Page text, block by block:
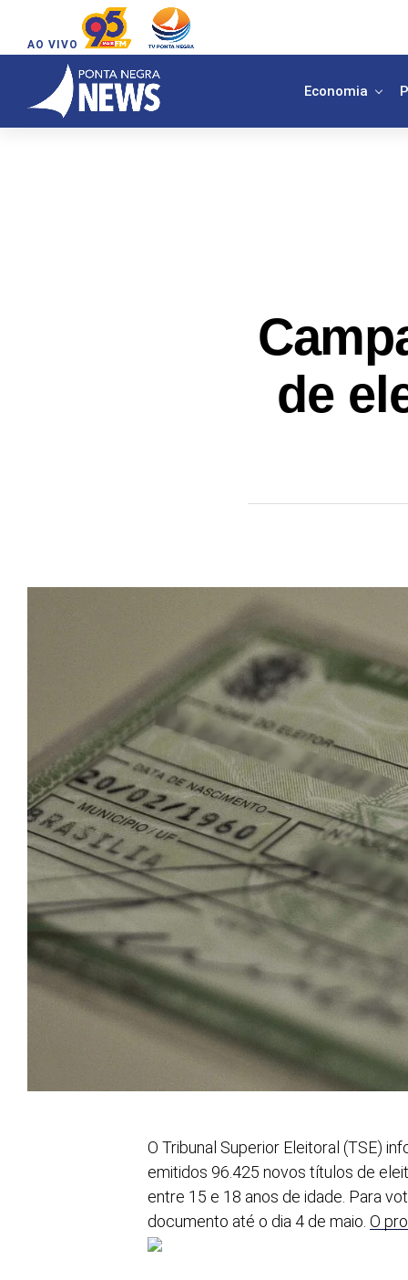
AO VIVO
Economia
de
O Tribunal Superior Eleitoral (TSE)
emitidos 96.425 novos títulos de
entre 15 e 18 anos de idade. Para
documento até o dia 4 de maio. O